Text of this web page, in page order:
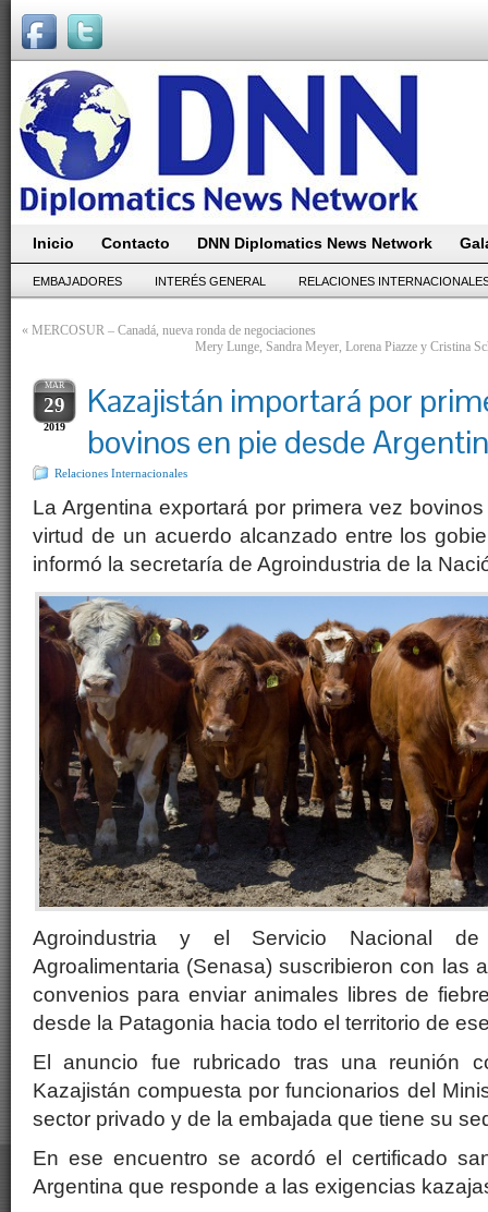
Inicio Contacto DNN Diplomatics News Network
EMBAJADORES INTERÉS GENERAL RELACIONES
« MERCOSUR – Canadá, nueva ronda de negociaciones
Mery Lunge, Sandra Meyer, Lorena Piazze y Cristina
MAR
29
2019
Kazajistán importará por
bovinos en pie desde
Relaciones Internacionales
La Argentina exportará por primera vez
virtud de un acuerdo alcanzado entre los
informó la secretaría de Agroindustria de la
Agroindustria y el Servicio Nacional
Agroalimentaria (Senasa) suscribieron con las
convenios para enviar animales libres de
desde la Patagonia hacia todo el territorio de
El anuncio fue rubricado tras una reunión
Kazajistán compuesta por funcionarios del
sector privado y de la embajada que tiene su
En ese encuentro se acordó el certificado
Argentina que responde a las exigencias